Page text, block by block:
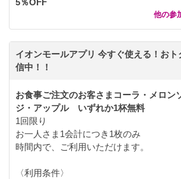
5％OFF
他の参
イオンモールアプリ 今すぐ使える！お
信中！！
お食事ご注文のお客さまコーラ・メロン
ジ・アップル いずれか1杯無料
1回限り
お一人さま1会計につき1枚のみ
時間内で、ご利用いただけます。
〈利用条件〉